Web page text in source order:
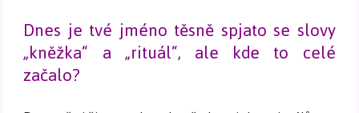
Dnes je tvé jméno těsně spjato se slovy
„kněžka“ a „rituál“, ale kde to celé
začalo?